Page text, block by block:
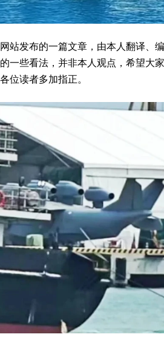
站发布的一篇文章，由本人翻译、
一些看法，并非本人观点，希望大
位读者多加指正。